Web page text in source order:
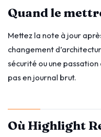
Quand le
Mettez la note à jour
changement
sécurité ou une
pas en journal brut.
Où Highlight